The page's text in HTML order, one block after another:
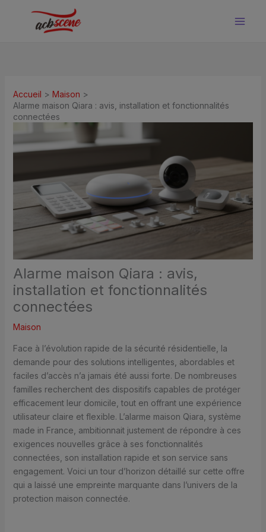
Accueil
Maison
Alarme maison Qiara : avis, installation et fonctionnalités
connectées
Alarme maison Qiara : avis,
installation et fonctionnalités
connectées
Maison
Face à l’évolution rapide de la sécurité résidentielle, la
demande pour des solutions intelligentes, abordables et
faciles d’accès n’a jamais été aussi forte. De nombreuses
familles recherchent des dispositifs capables de protéger
efficacement leur domicile, tout en offrant une expérience
utilisateur claire et flexible. L’alarme maison Qiara, système
made in France, ambitionnait justement de répondre à ces
exigences nouvelles grâce à ses fonctionnalités
connectées, son installation rapide et son service sans
engagement. Voici un tour d’horizon détaillé sur cette offre
qui a laissé une empreinte marquante dans l’univers de la
protection maison connectée.